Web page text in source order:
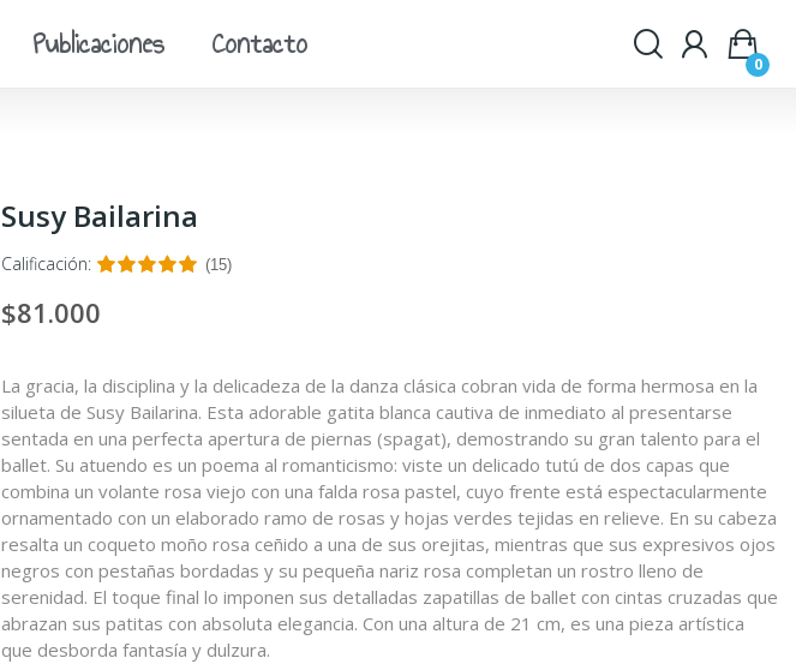
Publicaciones Contacto 0
Susy Bailarina
Calificación: (15)
$81.000
La gracia, la disciplina y la delicadeza de la danza clásica cobran vida de forma hermosa en la
silueta de Susy Bailarina. Esta adorable gatita blanca cautiva de inmediato al presentarse
sentada en una perfecta apertura de piernas (spagat), demostrando su gran talento para el
ballet. Su atuendo es un poema al romanticismo: viste un delicado tutú de dos capas que
combina un volante rosa viejo con una falda rosa pastel, cuyo frente está espectacularmente
ornamentado con un elaborado ramo de rosas y hojas verdes tejidas en relieve. En su cabeza
resalta un coqueto moño rosa ceñido a una de sus orejitas, mientras que sus expresivos ojos
negros con pestañas bordadas y su pequeña nariz rosa completan un rostro lleno de
serenidad. El toque final lo imponen sus detalladas zapatillas de ballet con cintas cruzadas que
abrazan sus patitas con absoluta elegancia. Con una altura de 21 cm, es una pieza artística
que desborda fantasía y dulzura.